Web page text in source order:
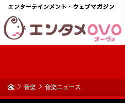
音楽 音楽ニュース